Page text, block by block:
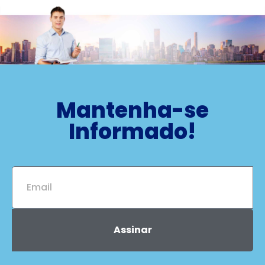
Mantenha-se
Informado!
Assinar